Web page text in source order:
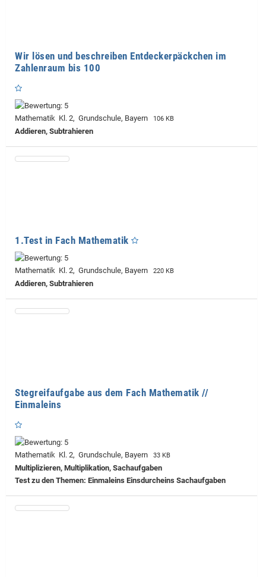
Wir lösen und beschreiben Entdeckerpäckchen im
Zahlenraum bis 100
Mathematik Kl. 2, Grundschule, Bayern 106 KB
Addieren, Subtrahieren
1.Test in Fach Mathematik
Mathematik Kl. 2, Grundschule, Bayern 220 KB
Addieren, Subtrahieren
Stegreifaufgabe aus dem Fach Mathematik //
Einmaleins
Mathematik Kl. 2, Grundschule, Bayern 33 KB
Multiplizieren, Multiplikation, Sachaufgaben
Test zu den Themen: Einmaleins Einsdurcheins Sachaufgaben